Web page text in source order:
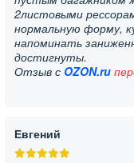
2листовыми
нормальную форму,
напоминать
достигнуты.
Отзыв с OZON.ru
Евгений